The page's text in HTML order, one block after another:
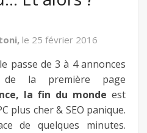
le 25 février 2016
passe de 3 à 4 annonces
la première page
la fin du monde est
plus cher & SEO panique.
de quelques minutes.